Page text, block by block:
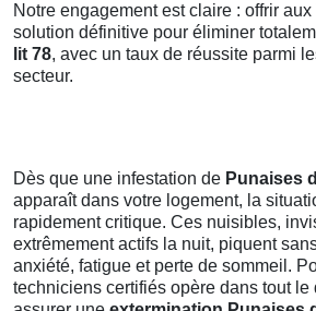
Notre engagement est claire : offrir
solution définitive pour éliminer
lit 78, avec un taux de réussite parmi
secteur.
Dès que une infestation de Punaises
apparaît dans votre logement, la
rapidement critique. Ces nuisibles,
extrêmement actifs la nuit, piquent
anxiété, fatigue et perte de sommeil.
techniciens certifiés opère dans tout le